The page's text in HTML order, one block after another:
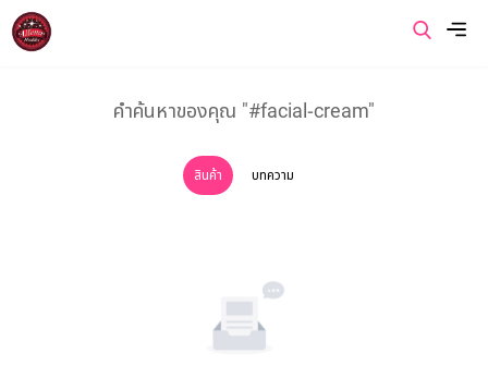
คำค้นหาของคุณ "#facial-cream"
สินค้า บทความ